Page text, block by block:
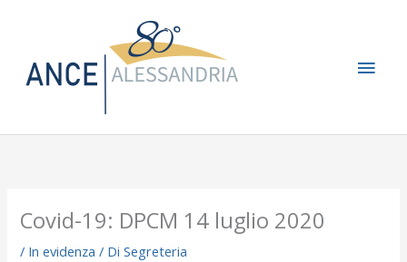
Covid-19: DPCM 14 luglio 2020
/ In evidenza / DiSegreteria